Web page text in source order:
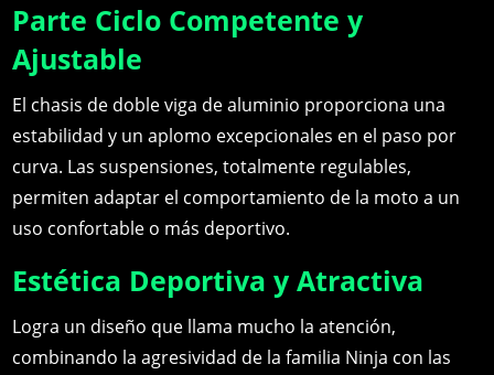
Parte Ciclo Competente y
Ajustable
El chasis de doble viga de aluminio proporciona una
estabilidad y un aplomo excepcionales en el paso por
curva. Las suspensiones, totalmente regulables,
permiten adaptar el comportamiento de la moto a un
uso confortable o más deportivo.
Estética Deportiva y Atractiva
Logra un diseño que llama mucho la atención,
combinando la agresividad de la familia Ninja con las